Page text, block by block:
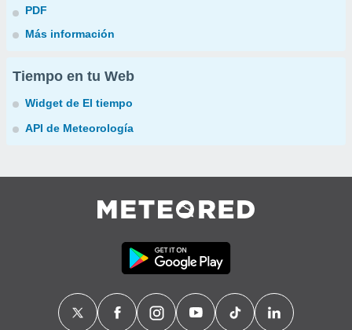
PDF
Más información
Tiempo en tu Web
Widget de El tiempo
API de Meteorología